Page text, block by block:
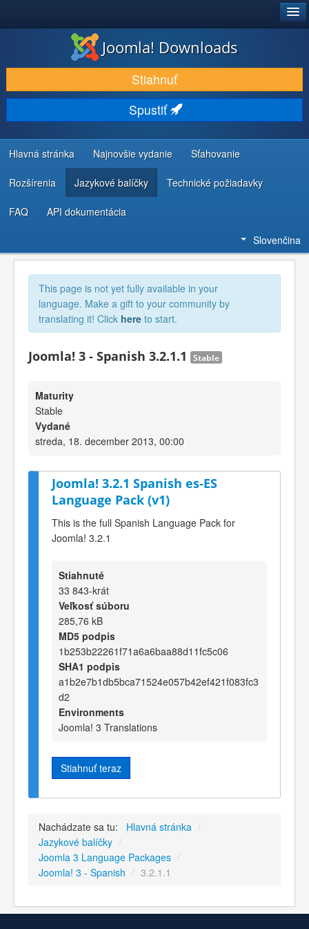
STIAHNUŤ & ROZŠÍRIŤ
OBJAVUJTE & UČTE SA
KOMUNITA & PODPORA
ZDROJE INFORMÁCIÍ PRE VÝVOJÁROV
Joomla! Downloads
Stiahnuť
Spustiť
Hlavná stránka Najnovšie vydanie Sťahovanie
Rozšírenia Jazykové balíčky Technické požiadavky
FAQ API dokumentácia
Slovenčina
This page is not yet fully available in your
language. Make a gift to your community by
translating it! Click here to start.
Joomla! 3 - Spanish 3.2.1.1 Stable
Maturity
Stable
Vydané
streda, 18. december 2013, 00:00
Joomla! 3.2.1 Spanish es-ES
Language Pack (v1)
This is the full Spanish Language Pack for
Joomla! 3.2.1
Stiahnuté
33 843-krát
Veľkosť súboru
285,76 kB
MD5 podpis
1b253b22261f71a6a6baa88d11fc5c06
SHA1 podpis
a1b2e7b1db5bca71524e057b42ef421f083fc3
d2
Environments
Joomla! 3 Translations
Stiahnuť teraz
Nachádzate sa tu: Hlavná stránka /
Jazykové balíčky /
Joomla 3 Language Packages /
Joomla! 3 - Spanish / 3.2.1.1